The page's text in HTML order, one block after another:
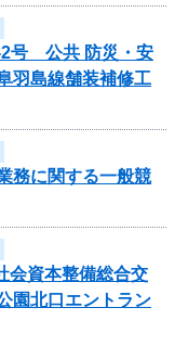
2号 公共 防災・安
羽島線舗装補修工
務に関する一般競
会資本整備総合交
園北口エントラン